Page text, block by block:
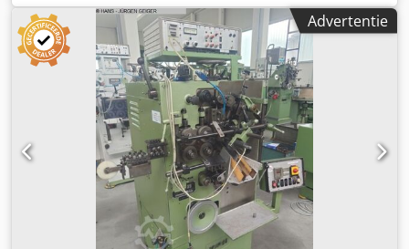
op de markt. Crjdpstv D Awofx Abxsf
Advertentie